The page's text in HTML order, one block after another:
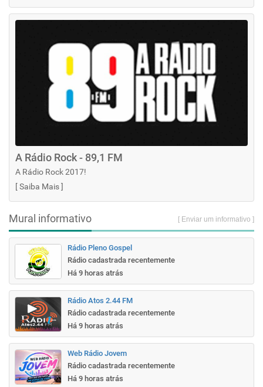
A Rádio Rock - 89,1 FM
A Rádio Rock 2017!
[Saiba Mais]
Mural informativo [ Enviar um informativo ]
Rádio Pleno Gospel
Rádio cadastrada recentemente
Há 9 horas atrás
Rádio Atos 2.44 FM
Rádio cadastrada recentemente
Há 9 horas atrás
Web Rádio Jovem
Rádio cadastrada recentemente
Há 9 horas atrás